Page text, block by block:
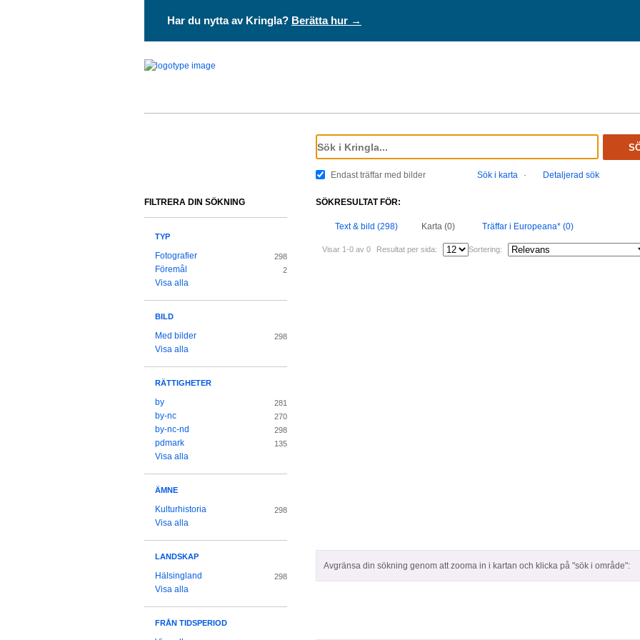
Har du nytta av Kringla? Berätta hur →
Endast träffar med bilder Sök i karta · Detaljerad sök
SÖKRESULTAT FÖR:
Text & bild (298) Karta (0) Träffar i Europeana* (0)
Visar 1-0 av 0 Resultat per sida: Sortering:
Avgränsa din sökning genom att zooma in i kartan och klicka på "sök i område":
FILTRERA DIN SÖKNING
TYP
Fotografier 298
Föremål 2
Visa alla
BILD
Med bilder 298
Visa alla
RÄTTIGHETER
by 281
by-nc 270
by-nc-nd 298
pdmark 135
Visa alla
ÄMNE
Kulturhistoria 298
Visa alla
LANDSKAP
Hälsingland 298
Visa alla
FRÅN TIDSPERIOD